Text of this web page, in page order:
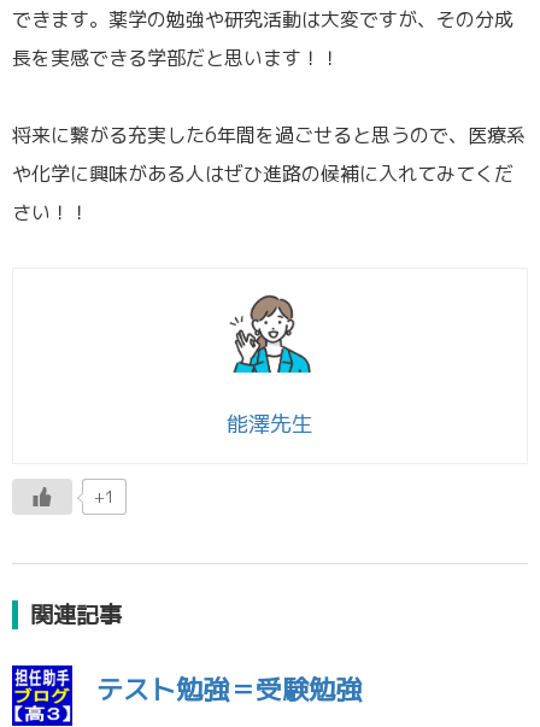
できます。薬学の勉強や研究活動は大変ですが、その分成
長を実感できる学部だと思います！！
将来に繋がる充実した6年間を過ごせると思うので、医療系
や化学に興味がある人はぜひ進路の候補に入れてみてくだ
さい！！
能澤先生
+1
関連記事
テスト勉強＝受験勉強